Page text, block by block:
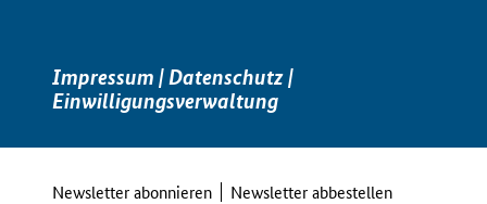
Impressum |Datenschutz|
Einwilligungsverwaltung
Newsletter abonnieren Newsletter abbestellen